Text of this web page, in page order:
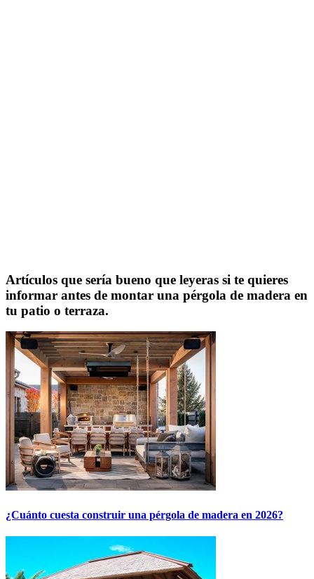
Artículos que sería bueno que leyeras si te quieres
informar antes de montar una pérgola de madera en
tu patio o terraza.
¿Cuánto cuesta construir una pérgola de madera en 2026?